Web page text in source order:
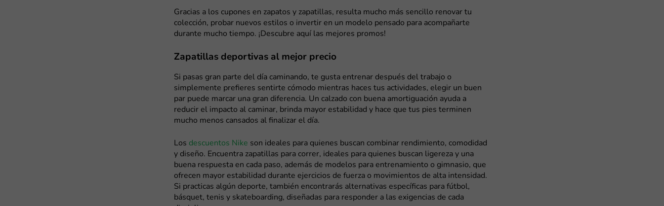
Gracias a los cupones en zapatos y zapatillas, resulta mucho más sencillo renovar tu
colección, probar nuevos estilos o invertir en un modelo pensado para acompañarte
durante mucho tiempo. ¡Descubre aquí las mejores promos!
Zapatillas deportivas al mejor precio
Si pasas gran parte del día caminando, te gusta entrenar después del trabajo o
simplemente prefieres sentirte cómodo mientras haces tus actividades, elegir un buen
par puede marcar una gran diferencia. Un calzado con buena amortiguación ayuda a
reducir el impacto al caminar, brinda mayor estabilidad y hace que tus pies terminen
mucho menos cansados al finalizar el día.
Los descuentos Nike son ideales para quienes buscan combinar rendimiento, comodidad
y diseño. Encuentra zapatillas para correr, ideales para quienes buscan ligereza y una
buena respuesta en cada paso, además de modelos para entrenamiento o gimnasio, que
ofrecen mayor estabilidad durante ejercicios de fuerza o movimientos de alta intensidad.
Si practicas algún deporte, también encontrarás alternativas específicas para fútbol,
básquet, tenis y skateboarding, diseñadas para responder a las exigencias de cada